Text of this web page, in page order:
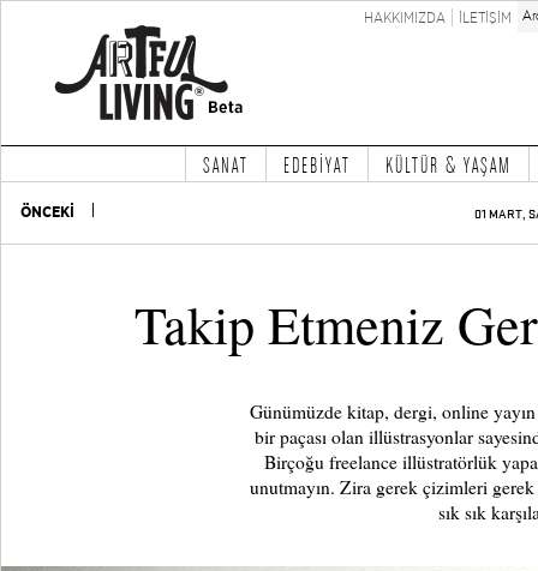
HAKKIMIZDA İLETİŞİM
SANAT EDEBİYAT KÜLTÜR & YAŞAM
ÖNCEKİ 01 MART,
Takip Etmeniz
Günümüzde kitap, dergi, online
bir paçası olan illüstrasyonlar
Birçoğu freelance illüstratörlük
unutmayın. Zira gerek çizimleri
sık sık